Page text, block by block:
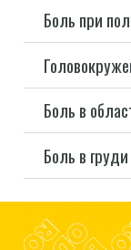
Боль при
Боль в
Боль в груди